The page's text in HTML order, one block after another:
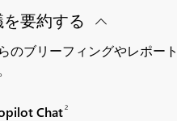
要約する
のブリーフィングやレポー
Chat2